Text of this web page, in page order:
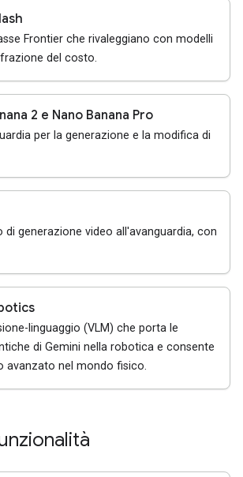
Frontier che rivaleggiano con modelli
del costo.
2 e Nano Banana Pro
per la generazione e la modifica di
di generazione video all'avanguardia, con
linguaggio (VLM) che porta le
di Gemini nella robotica e consente
avanzato nel mondo fisico.